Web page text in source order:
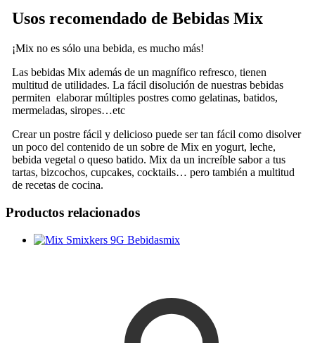
Usos recomendado de Bebidas Mix
¡Mix no es sólo una bebida, es mucho más!
Las bebidas Mix además de un magnífico refresco, tienen
multitud de utilidades. La fácil disolución de nuestras bebidas
permiten elaborar múltiples postres como gelatinas, batidos,
mermeladas, siropes…etc
Crear un postre fácil y delicioso puede ser tan fácil como disolver
un poco del contenido de un sobre de Mix en yogurt, leche,
bebida vegetal o queso batido. Mix da un increíble sabor a tus
tartas, bizcochos, cupcakes, cocktails… pero también a multitud
de recetas de cocina.
Productos relacionados